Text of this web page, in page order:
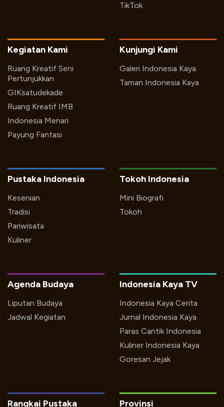
TikTok
Kegiatan Kami
Ruang Kreatif Seni
Pertunjukkan
GIKsatudekade
Ruang Kreatif IMB
Indonesia Menari
Payung Fantasi
Kunjungi Kami
Galeri Indonesia Kaya
Taman Indonesia Kaya
Pustaka Indonesia
Kesenian
Tradisi
Pariwisata
Kuliner
Tokoh Indonesia
Mini Biografi
Tokoh
Indonesia Kaya TV
Indonesia Kaya Cerita
Jurnal Indonesia Kaya
Paras Cantik Indonesia
Kuliner Indonesia Kaya
Goresan Jejak
Agenda Budaya
Liputan Budaya
Jadwal Kegiatan
Rangkai Pustaka Provinsi